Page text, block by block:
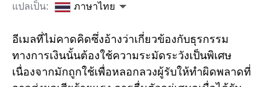
แปลเป็น: ภาษาไทย
อีเมลที่ไม่คาดคิดซึ่งอ้างว่าเกี่ยวข้องกับธุรกรรม
ทางการเงินนั้นต้องใช้ความระมัดระวังเป็นพิเศษ
เนื่องจากมักถูกใช้เพื่อหลอกลวงผู้รับให้ทำผิดพลาดที่